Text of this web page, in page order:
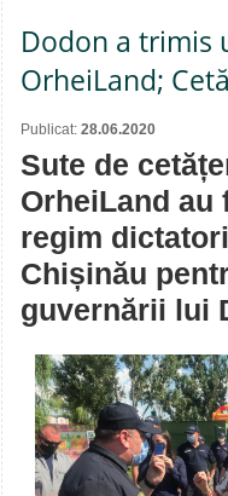
Dodon a trimis
OrheiLand;
Publicat: 28.06.2020
Sute de
OrheiLand
regim
Chișinău
guvernării lui